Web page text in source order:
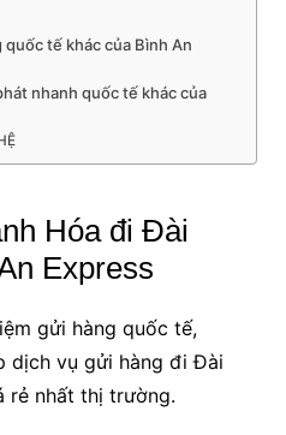
quốc tế khác của Bình An
nhanh quốc tế khác của
Hóa đi Đài
Express
gửi hàng quốc tế,
dịch vụ gửi hàng đi Đài
rẻ nhất thị trường.